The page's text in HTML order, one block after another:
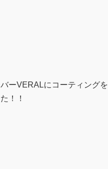
ーVERALにコーティングを
！！